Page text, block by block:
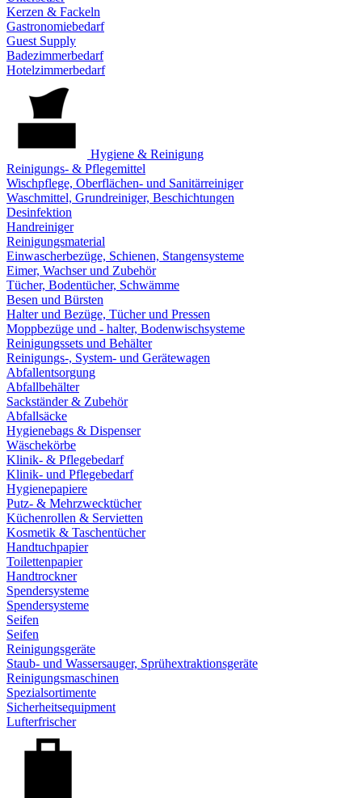
Kerzen & Fackeln
Gastronomiebedarf
Guest Supply
Badezimmerbedarf
Hotelzimmerbedarf
Hygiene & Reinigung
Reinigungs- & Pflegemittel
Wischpflege, Oberflächen- und Sanitärreiniger
Waschmittel, Grundreiniger, Beschichtungen
Desinfektion
Handreiniger
Reinigungsmaterial
Einwascherbezüge, Schienen, Stangensysteme
Eimer, Wachser und Zubehör
Tücher, Bodentücher, Schwämme
Besen und Bürsten
Halter und Bezüge, Tücher und Pressen
Moppbezüge und - halter, Bodenwischsysteme
Reinigungssets und Behälter
Reinigungs-, System- und Gerätewagen
Abfallentsorgung
Abfallbehälter
Sackständer & Zubehör
Abfallsäcke
Hygienebags & Dispenser
Wäschekörbe
Klinik- & Pflegebedarf
Klinik- und Pflegebedarf
Hygienepapiere
Putz- & Mehrzwecktücher
Küchenrollen & Servietten
Kosmetik & Taschentücher
Handtuchpapier
Toilettenpapier
Handtrockner
Spendersysteme
Spendersysteme
Seifen
Seifen
Reinigungsgeräte
Staub- und Wassersauger, Sprühextraktionsgeräte
Reinigungsmaschinen
Spezialsortimente
Sicherheitsequipment
Lufterfrischer